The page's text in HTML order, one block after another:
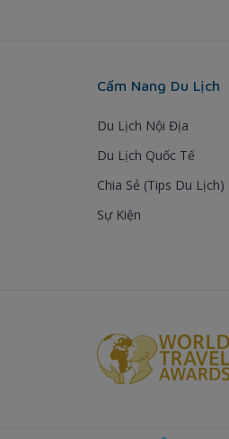
Cẩm Nang Du Lịch
Du Lịch Nội Địa
Du Lịch Quốc Tế
Chia Sẻ (Tips Du Lịch)
Sự Kiện